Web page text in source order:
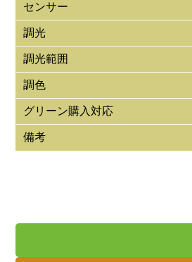
センサー
調光
調光範囲
調色
グリーン購入対応
備考